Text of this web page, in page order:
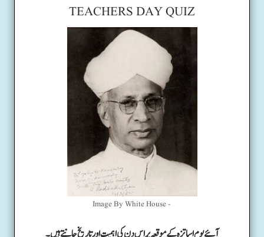
TEACHERS DAY QUIZ
Image By White House -